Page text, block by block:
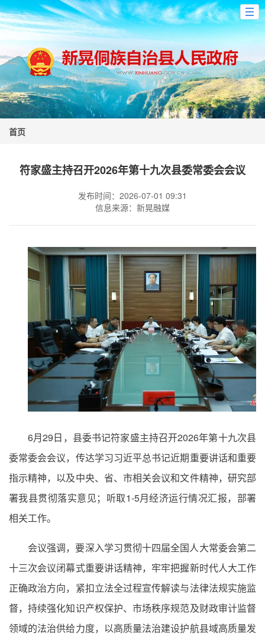
首页
符家盛主持召开2026年第十九次县委常委会会议
发布时间：2026-07-01 09:31
信息来源：新晃融媒
6月29日，县委书记符家盛主持召开2026年第十九次县
委常委会会议，传达学习习近平总书记近期重要讲话和重要
指示精神，以及中央、省、市相关会议和文件精神，研究部
署我县贯彻落实意见；听取1-5月经济运行情况汇报，部署
相关工作。
会议强调，要深入学习贯彻十四届全国人大常委会第二
十三次会议闭幕式重要讲话精神，牢牢把握新时代人大工作
正确政治方向，紧扣立法全过程宣传解读与法律法规实施监
督，持续强化知识产权保护、市场秩序规范及财政审计监督
领域的法治供给力度，以高质量法治建设护航县域高质量发